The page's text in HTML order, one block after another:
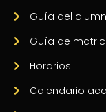
Guía del
Guía de
Horarios
Calendario